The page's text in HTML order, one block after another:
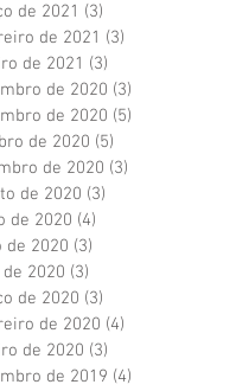
de 2021 (3)
de 2021 (3)
de 2021 (3)
de 2020 (3)
de 2020 (5)
de 2020 (5)
de 2020 (3)
de 2020 (3)
de 2020 (4)
de 2020 (3)
2020 (3)
de 2020 (3)
de 2020 (4)
de 2020 (3)
de 2019 (4)